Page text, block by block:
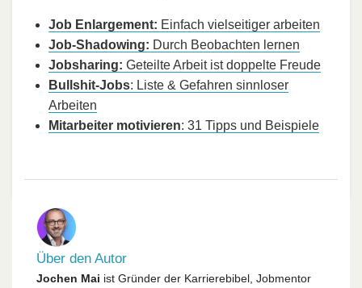
Job Enlargement: Einfach vielseitiger arbeiten
Job-Shadowing: Durch Beobachten lernen
Jobsharing: Geteilte Arbeit ist doppelte Freude
Bullshit-Jobs: Liste & Gefahren sinnloser
Arbeiten
Mitarbeiter motivieren: 31 Tipps und Beispiele
Über den Autor
Jochen Mai ist Gründer der Karrierebibel, Jobmentor